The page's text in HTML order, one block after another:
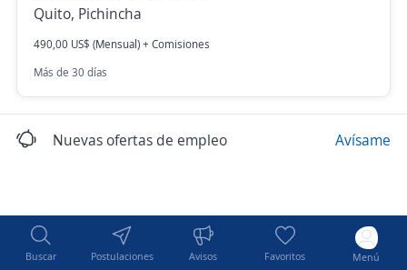
Buscar Postulaciones Avisos Favoritos Menú
Quito, Pichincha
490,00 US$ (Mensual) + Comisiones
Más de 30 días
Nuevas ofertas de empleo Avísame